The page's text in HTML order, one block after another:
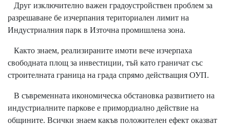
Друг изключително важен градоустройствен проблем за
разрешаване бе изчерпания териториален лимит на
Индустриалния парк в Източна промишлена зона.
Както знаем, реализираните имоти вече изчерпаха
свободната площ за инвестиции, тъй като граничат със
строителната граница на града спрямо действащия ОУП.
В съвременната икономическа обстановка развитието на
индустриалните паркове е примордиално действие на
общините. Всички знаем какъв положителен ефект оказват